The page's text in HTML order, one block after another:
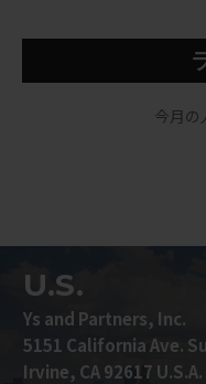
今月の
U.S.
Ys and Partners, Inc.
5151 California Ave.
Irvine, CA 92617 U.S.A.